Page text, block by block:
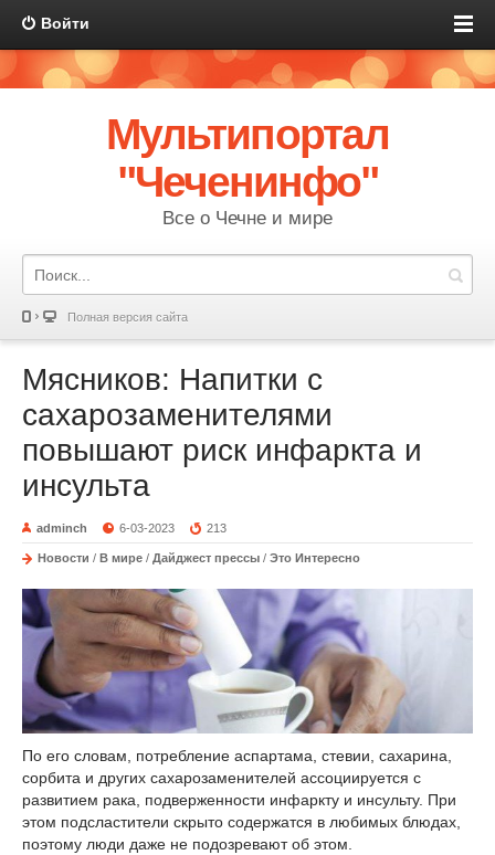
Войти
Мультипортал
"Чеченинфо"
Все о Чечне и мире
Полная версия сайта
Мясников: Напитки с
сахарозаменителями
повышают риск инфаркта и
инсульта
adminch 6-03-2023 213
Новости / В мире / Дайджест прессы / Это Интересно
По его словам, потребление аспартама, стевии, сахарина,
сорбита и других сахарозаменителей ассоциируется с
развитием рака, подверженности инфаркту и инсульту. При
этом подсластители скрыто содержатся в любимых блюдах,
поэтому люди даже не подозревают об этом.